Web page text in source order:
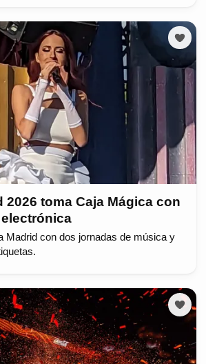
2026 toma Caja Mágica con
Madrid con dos jornadas de música y